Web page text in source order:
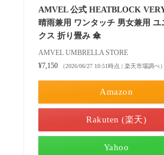
AMVEL 公式 HEATBLOCK
晴雨兼用 ワンタッチ 男女兼用 ユ
クス 折り畳み 傘
AMVEL UMBRELLA STORE
¥7,150
（2026/06/27 10:51時点 | 楽天市場調べ）
Amazon
Rakuten (楽天)
Yahoo